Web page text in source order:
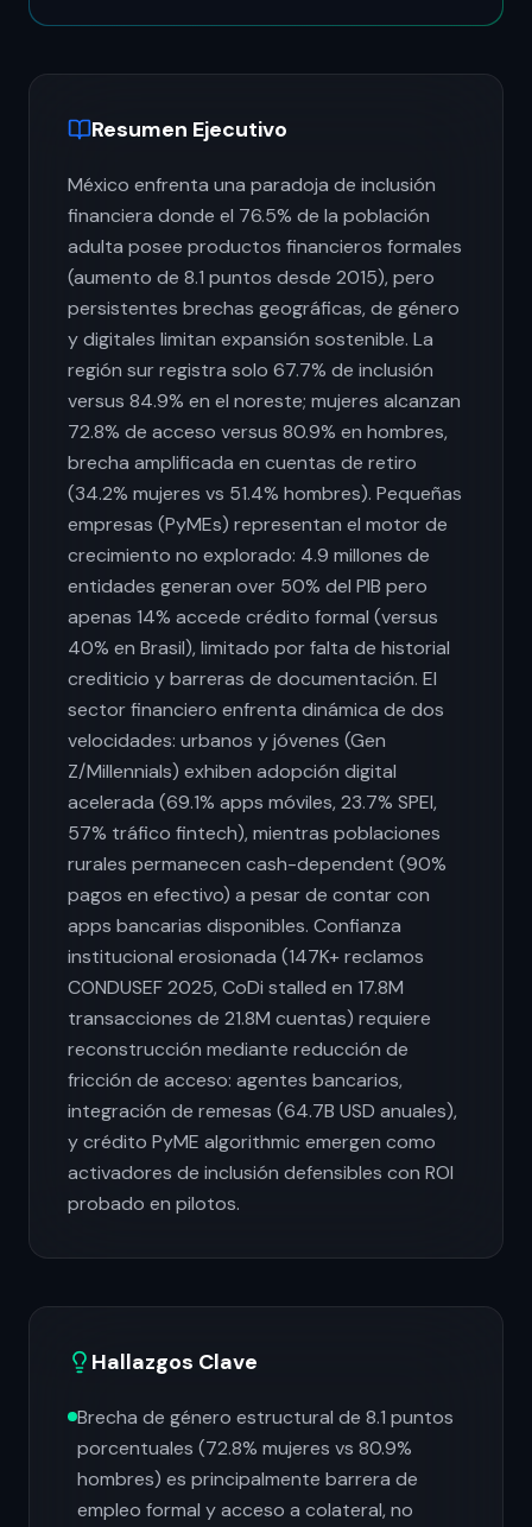
Resumen Ejecutivo
México enfrenta una paradoja de inclusión
financiera donde el 76.5% de la población
adulta posee productos financieros formales
(aumento de 8.1 puntos desde 2015), pero
persistentes brechas geográficas, de género
y digitales limitan expansión sostenible. La
región sur registra solo 67.7% de inclusión
versus 84.9% en el noreste; mujeres alcanzan
72.8% de acceso versus 80.9% en hombres,
brecha amplificada en cuentas de retiro
(34.2% mujeres vs 51.4% hombres). Pequeñas
empresas (PyMEs) representan el motor de
crecimiento no explorado: 4.9 millones de
entidades generan over 50% del PIB pero
apenas 14% accede crédito formal (versus
40% en Brasil), limitado por falta de historial
crediticio y barreras de documentación. El
sector financiero enfrenta dinámica de dos
velocidades: urbanos y jóvenes (Gen
Z/Millennials) exhiben adopción digital
acelerada (69.1% apps móviles, 23.7% SPEI,
57% tráfico fintech), mientras poblaciones
rurales permanecen cash-dependent (90%
pagos en efectivo) a pesar de contar con
apps bancarias disponibles. Confianza
institucional erosionada (147K+ reclamos
CONDUSEF 2025, CoDi stalled en 17.8M
transacciones de 21.8M cuentas) requiere
reconstrucción mediante reducción de
fricción de acceso: agentes bancarios,
integración de remesas (64.7B USD anuales),
y crédito PyME algorithmic emergen como
activadores de inclusión defensibles con ROI
probado en pilotos.
Hallazgos Clave
Brecha de género estructural de 8.1 puntos
porcentuales (72.8% mujeres vs 80.9%
hombres) es principalmente barrera de
empleo formal y acceso a colateral, no